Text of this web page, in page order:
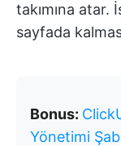
takımına atar.
sayfada
Bonus:
Yönetimi